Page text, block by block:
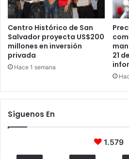
Centro Histórico de San
Salvador proyecta US$200
millones en inversión
privada
Hace 1 semana
21
Síguenos En
1.579